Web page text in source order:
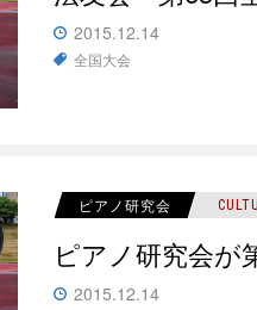
2015.12.14
全国大会
ピアノ研究会
ピアノ研究会が
2015.12.14